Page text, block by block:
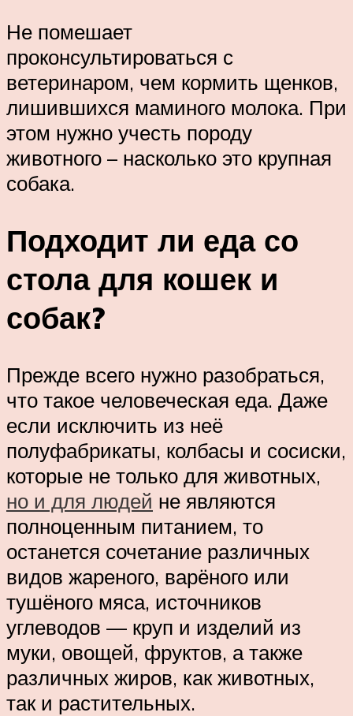
Не помешает
проконсультироваться с
ветеринаром, чем кормить щенков,
лишившихся маминого молока. При
этом нужно учесть породу
животного – насколько это крупная
собака.
Подходит ли еда со
стола для кошек и
собак?
Прежде всего нужно разобраться,
что такое человеческая еда. Даже
если исключить из неё
полуфабрикаты, колбасы и сосиски,
которые не только для животных,
но и для людей не являются
полноценным питанием, то
останется сочетание различных
видов жареного, варёного или
тушёного мяса, источников
углеводов — круп и изделий из
муки, овощей, фруктов, а также
различных жиров, как животных,
так и растительных.